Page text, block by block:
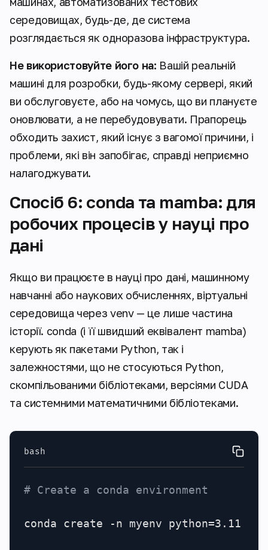
середовищах, будь-де, де система
розглядається як одноразова інфраструктура.
Не використовуйте його на: Вашій реальній
машині для розробки, будь-якому сервері, який
ви обслуговуєте, або на чомусь, що ви плануєте
оновлювати, а не перебудовувати. Прапорець
обходить захист, який існує з вагомої причини, і
проблеми, які він запобігає, справді неприємно
налагоджувати.
Спосіб 6: conda та mamba: для
робочих процесів у науці про
дані
Якщо ви працюєте в науці про дані, машинному
навчанні або наукових обчисленнях, віртуальні
середовища через venv — це лише частина
історії. conda (і її швидший еквівалент mamba)
керують як пакетами Python, так і
залежностями, що не стосуються Python,
скомпільованими бібліотеками, версіями CUDA
та системними математичними бібліотеками.
bash
# Create a conda environment
conda create -n myenv python=3.11